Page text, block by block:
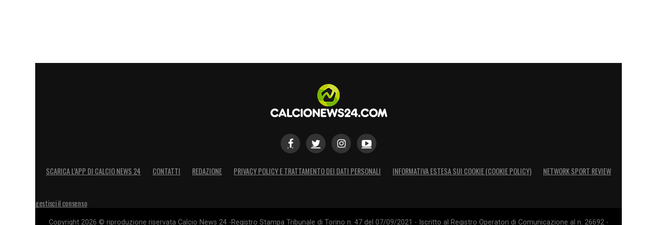
SCARICA L’APP DI CALCIO NEWS 24 CONTATTI REDAZIONE PRIVACY POLICY E TRATTAMENTO DEI DATI PERSONALI INFORMATIVA ESTESA SUI COOKIE (COOKIE POLICY) NETWORK SPORT REVIEW
gestisci il consenso
Copyright 2026 © riproduzione riservata Calcio News 24 -Registro Stampa Tribunale di Torino n. 47 del 07/09/2021 - Iscritto al Registro Operatori di Comunicazione al n. 26692 -